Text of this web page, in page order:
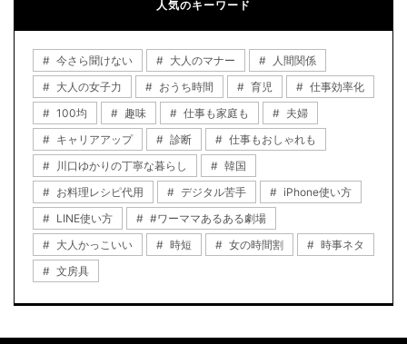
人気のキーワード
今さら聞けない 大人のマナー
人間関係
大人の女子力
おうち時間 育児
仕事効率化
100均
趣味 仕事も家庭も
夫婦
キャリアアップ
診断
仕事もおしゃれも
川口ゆかりの丁寧な暮らし
韓国
お料理レシピ代用
デジタル苦手
iPhone使い方
LINE使い方
#ワーママあるある劇場
大人かっこいい
時短 女の時間割
時事ネタ
文房具